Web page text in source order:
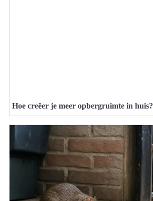
Hoe creëer je meer opbergruimte in huis?